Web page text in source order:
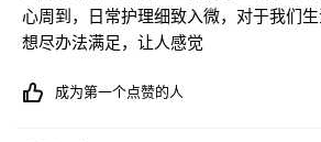
心周到，日常护理细致入微，对于我们
想尽办法满足，让人感觉
成为第一个点赞的人